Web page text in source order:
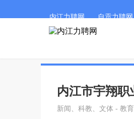
内江力聘网 自贡力聘网
内江市宇翔职
新闻、科教、文体 - 教